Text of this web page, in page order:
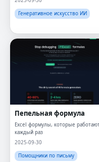
Генеративное искусство ИИ
Пепельная формула
Excel формулы, которые
каждый раз
2025-09-30
Помощники по письму